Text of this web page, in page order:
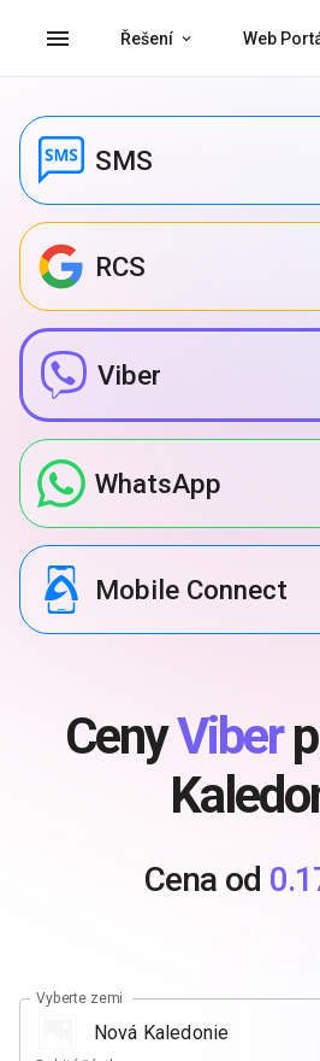
menu Řešení Web
SMS
RCS
Viber
WhatsApp
Mobile Connect
CenyViber
Cena od
Vyberte zemi